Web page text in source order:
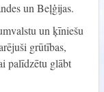
un Beļģijas.
un ķīniešu
grūtības,
palīdzētu glābt